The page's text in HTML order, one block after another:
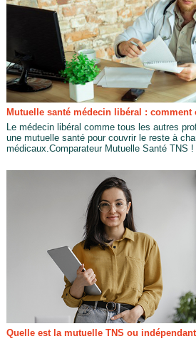
Mutuelle santé médecin libéral :
Le médecin libéral comme tous les autres
une mutuelle santé pour couvrir le reste à
médicaux.Comparateur Mutuelle Santé TNS !
Quelle est la mutuelle TNS ou